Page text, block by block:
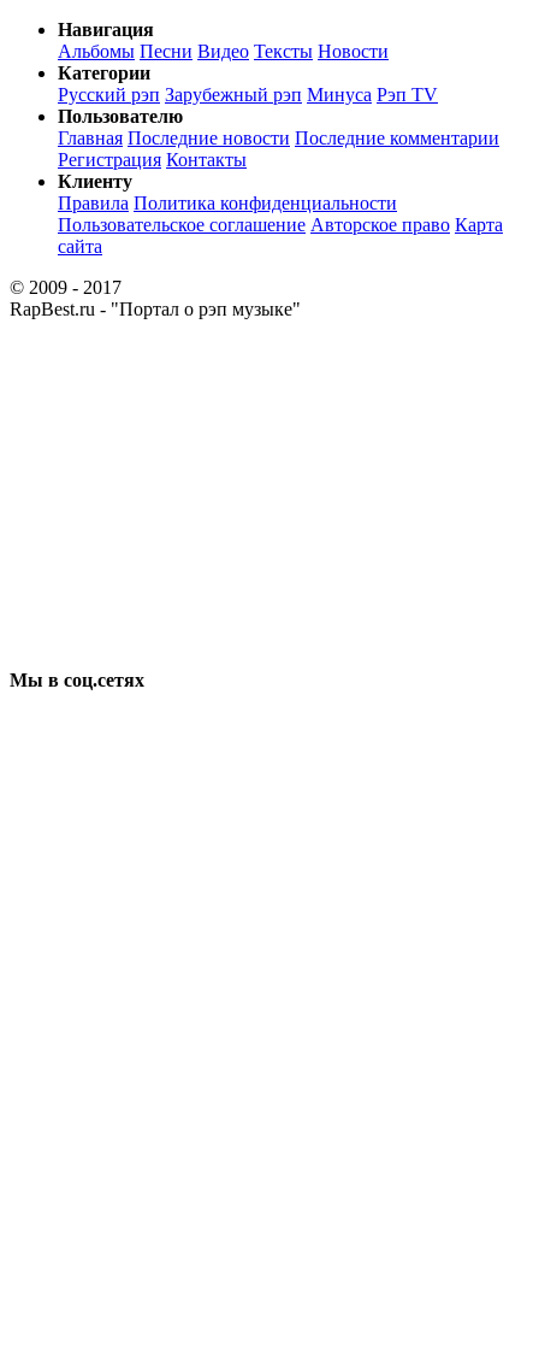
Навигация
Альбомы Песни Видео Тексты Новости
Категории
Русский рэп Зарубежный рэп Минуса Рэп TV
Пользователю
Главная Последние новости Последние комментарии
Регистрация Контакты
Клиенту
Правила Политика конфиденциальности
Пользовательское соглашение Авторское право Карта
сайта
© 2009 - 2017
RapBest.ru - "Портал о рэп музыке"
Мы в соц.сетях